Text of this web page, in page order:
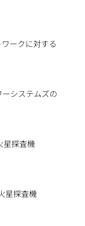
ークに対する
ーシステムズの
星探査機
星探査機